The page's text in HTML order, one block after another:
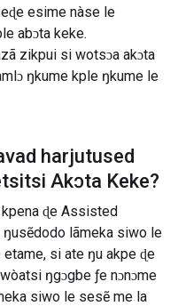
esime nàse le
abɔta keke.
zikpui si wotsɔa akɔta
ŋkume kple ŋkume le
harjutused
Akɔta Keke?
ɖe Assisted
lãmeka siwo le
etame, si ate ŋu akpe ɖe
ŋgɔgbe ƒe nɔnɔme
siwo le sesẽ me la